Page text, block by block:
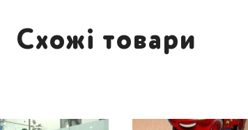
Схожі товари